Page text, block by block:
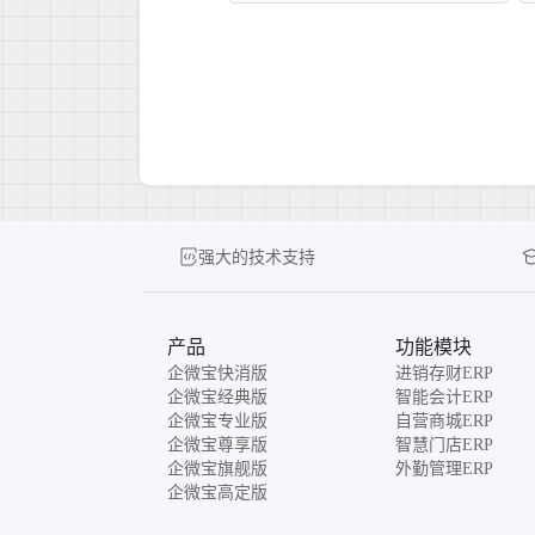
强大的技术支持
产品
企微宝快消版
企微宝经典版
企微宝专业版
企微宝尊享版
企微宝旗舰版
企微宝高定版
功能模块
进销存财ERP
智能会计ERP
自营商城ERP
智慧门店ERP
外勤管理ERP